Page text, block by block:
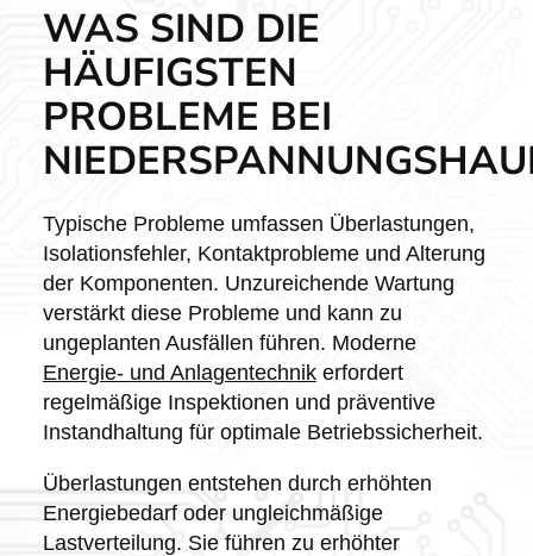
WAS SIND DIE
HÄUFIGSTEN
PROBLEME BEI
Typische Probleme umfassen Überlastungen,
Isolationsfehler, Kontaktprobleme und Alterung
der Komponenten. Unzureichende Wartung
verstärkt diese Probleme und kann zu
ungeplanten Ausfällen führen. Moderne
Energie- und Anlagentechnikerfordert
regelmäßige Inspektionen und präventive
Instandhaltung für optimale Betriebssicherheit.
Überlastungen entstehen durch erhöhten
Energiebedarf oder ungleichmäßige
Lastverteilung. Sie führen zu erhöhter